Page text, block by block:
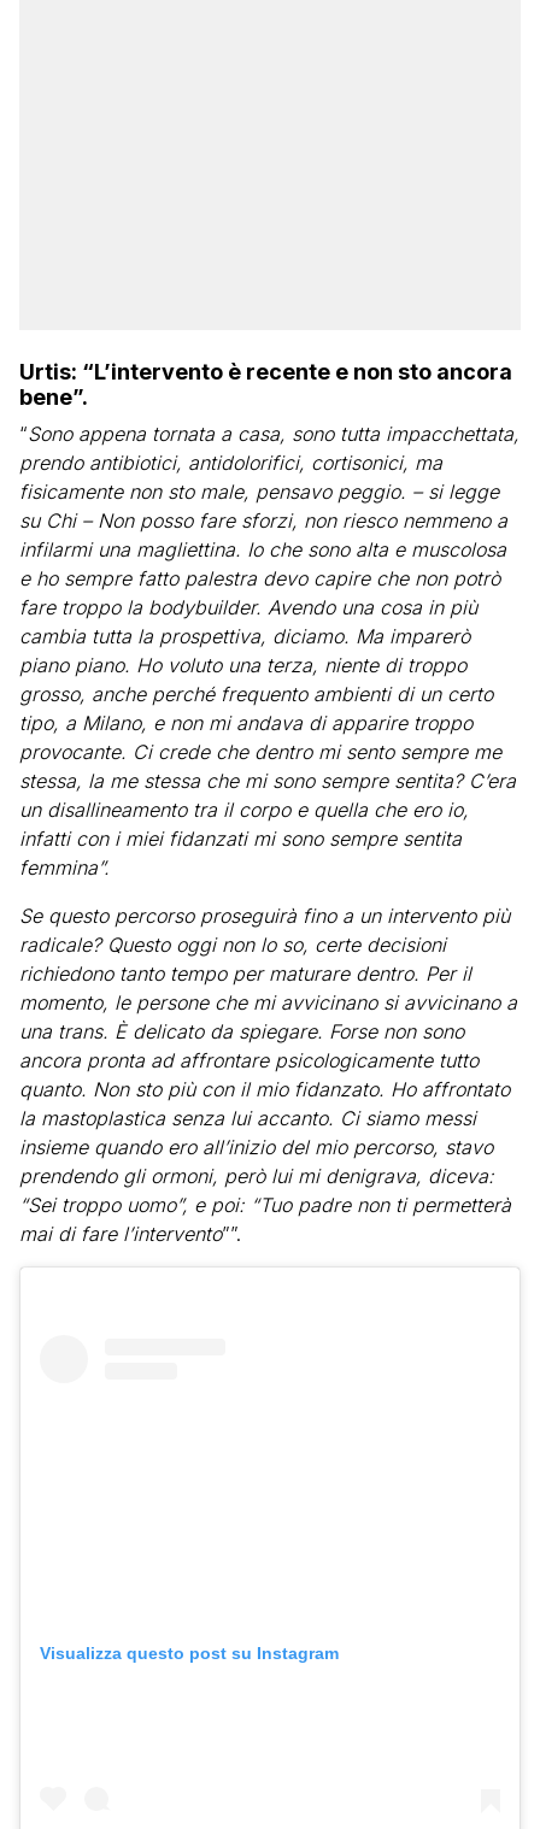
Urtis: “L’intervento è recente e non sto ancora
bene”.
“Sono appena tornata a casa, sono tutta impacchettata,
prendo antibiotici, antidolorifici, cortisonici, ma
fisicamente non sto male, pensavo peggio. – si legge
su Chi – Non posso fare sforzi, non riesco nemmeno a
infilarmi una magliettina. Io che sono alta e muscolosa
e ho sempre fatto palestra devo capire che non potrò
fare troppo la bodybuilder. Avendo una cosa in più
cambia tutta la prospettiva, diciamo. Ma imparerò
piano piano. Ho voluto una terza, niente di troppo
grosso, anche perché frequento ambienti di un certo
tipo, a Milano, e non mi andava di apparire troppo
provocante. Ci crede che dentro mi sento sempre me
stessa, la me stessa che mi sono sempre sentita? C’era
un disallineamento tra il corpo e quella che ero io,
infatti con i miei fidanzati mi sono sempre sentita
femmina”.
Se questo percorso proseguirà fino a un intervento più
radicale? Questo oggi non lo so, certe decisioni
richiedono tanto tempo per maturare dentro. Per il
momento, le persone che mi avvicinano si avvicinano a
una trans. È delicato da spiegare. Forse non sono
ancora pronta ad affrontare psicologicamente tutto
quanto. Non sto più con il mio fidanzato. Ho affrontato
la mastoplastica senza lui accanto. Ci siamo messi
insieme quando ero all’inizio del mio percorso, stavo
prendendo gli ormoni, però lui mi denigrava, diceva:
“Sei troppo uomo”, e poi: “Tuo padre non ti permetterà
mai di fare l’intervento””.
Visualizza questo post su Instagram